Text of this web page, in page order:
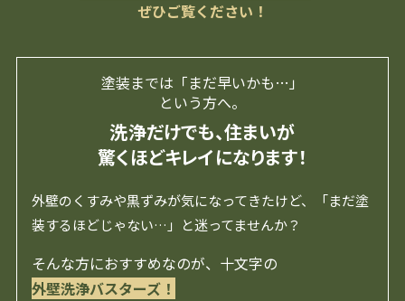
ぜひご覧ください！
塗装までは「まだ早いかも…」
という方へ。
洗浄だけでも、住まいが
驚くほどキレイになります！
外壁のくすみや黒ずみが気になってきたけど、「まだ塗
装するほどじゃない…」と迷ってませんか？
そんな方におすすめなのが、十文字の
外壁洗浄バスターズ！